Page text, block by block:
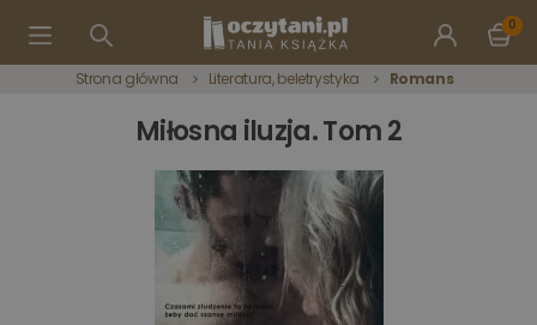
0
Strona główna Literatura, beletrystyka Romans
Miłosna iluzja. Tom 2